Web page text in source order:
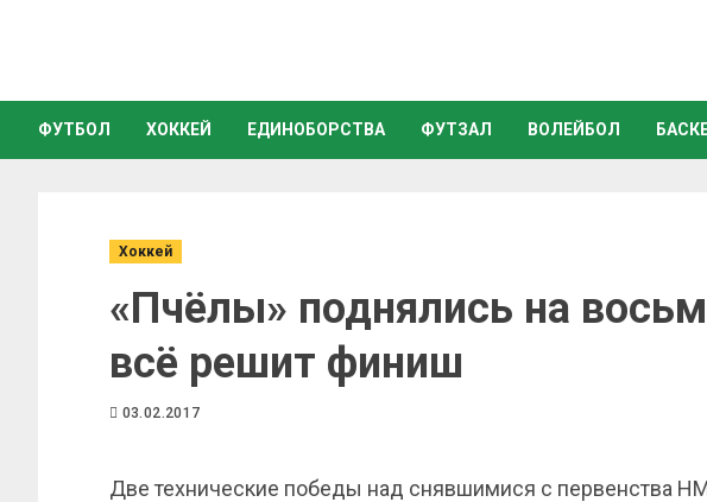
ФУТБОЛ ХОККЕЙ ЕДИНОБОРСТВА ФУТЗАЛ ВОЛЕЙБОЛ
Хоккей
«Пчёлы» поднялись на
всё решит финиш
03.02.2017
Две технические победы над снявшимися с первенства